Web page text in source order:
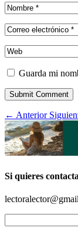
Guarda mi
Submit Comment
← Anterior
Si quieres